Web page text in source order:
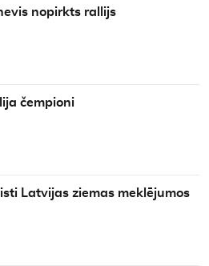
nopirkts rallijs
čempioni
Latvijas ziemas meklējumos